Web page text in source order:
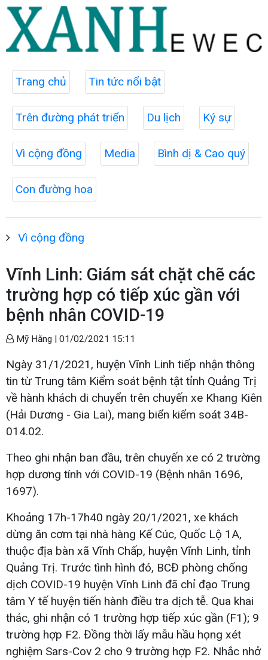
Trang chủ Tin tức nổi bật
Trên đường phát triển Du lịch Ký sự
Vì cộng đồng Media Bình dị & Cao quý
Con đường hoa
Vì cộng đồng
Vĩnh Linh: Giám sát chặt chẽ các
trường hợp có tiếp xúc gần với
bệnh nhân COVID-19
Mỹ Hằng | 01/02/2021 15:11
Ngày 31/1/2021, huyện Vĩnh Linh tiếp nhận thông
tin từ Trung tâm Kiểm soát bệnh tật tỉnh Quảng Trị
về hành khách di chuyển trên chuyến xe Khang Kiên
(Hải Dương - Gia Lai), mang biển kiểm soát 34B-
014.02.
Theo ghi nhận ban đầu, trên chuyến xe có 2 trường
hợp dương tính với COVID-19 (Bệnh nhân 1696,
1697).
Khoảng 17h-17h40 ngày 20/1/2021, xe khách
dừng ăn cơm tại nhà hàng Kế Cúc, Quốc Lộ 1A,
thuộc địa bàn xã Vĩnh Chấp, huyện Vĩnh Linh, tỉnh
Quảng Trị. Trước tình hình đó, BCĐ phòng chống
dịch COVID-19 huyện Vĩnh Linh đã chỉ đạo Trung
tâm Y tế huyện tiến hành điều tra dịch tễ. Qua khai
thác, ghi nhận có 1 trường hợp tiếp xúc gần (F1); 9
trường hợp F2. Đồng thời lấy mẫu hầu họng xét
nghiệm Sars-Cov 2 cho 9 trường hợp F2. Nhắc nhở